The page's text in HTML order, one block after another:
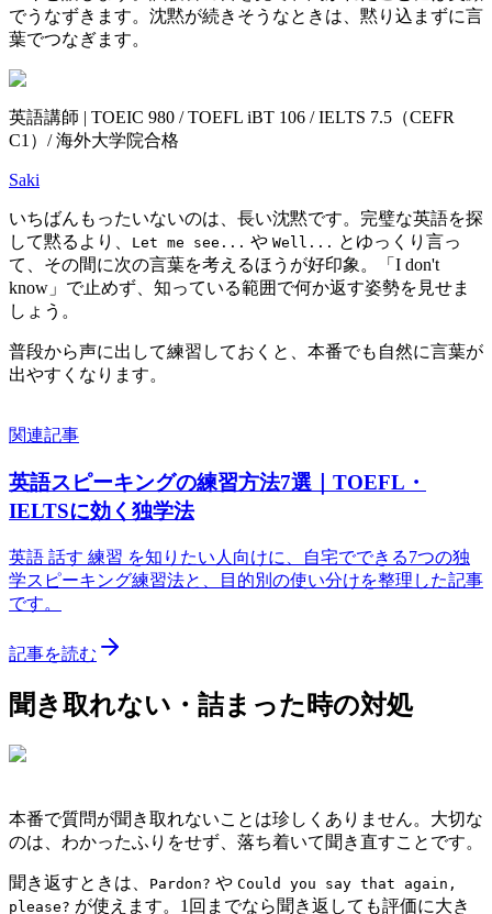
でうなずきます。沈黙が続きそうなときは、黙り込まずに言
葉でつなぎます。
英語講師 | TOEIC 980 / TOEFL iBT 106 / IELTS 7.5（CEFR
C1）/ 海外大学院合格
Saki
いちばんもったいないのは、長い沈黙です。完璧な英語を探
して黙るより、
Let me see... や Well... とゆっくり言っ
て、その間に次の言葉を考えるほうが好印象。「I don't
know」で止めず、知っている範囲で何か返す姿勢を見せま
しょう。
普段から声に出して練習しておくと、本番でも自然に言葉が
出やすくなります。
関連記事
英語スピーキングの練習方法7選｜TOEFL・
IELTSに効く独学法
英語 話す 練習 を知りたい人向けに、自宅でできる7つの独
学スピーキング練習法と、目的別の使い分けを整理した記事
です。
記事を読む
聞き取れない・詰まった時の対処
本番で質問が聞き取れないことは珍しくありません。大切な
のは、わかったふりをせず、落ち着いて聞き直すことです。
聞き返すときは、 Pardon? や Could you say that again,
please? が使えます。1回までなら聞き返しても評価に大き